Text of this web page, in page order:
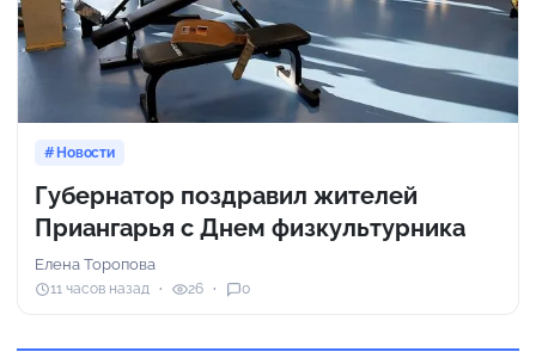
Новости
Губернатор поздравил жителей
Приангарья с Днем физкультурника
Елена Торопова
11 часов назад 26 0